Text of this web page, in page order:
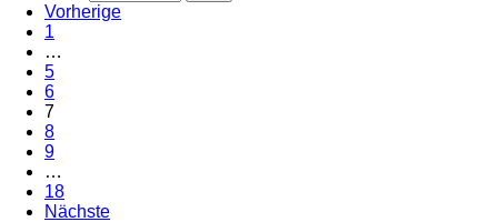
Vorherige
1
…
5
6
7
8
9
…
18
Nächste